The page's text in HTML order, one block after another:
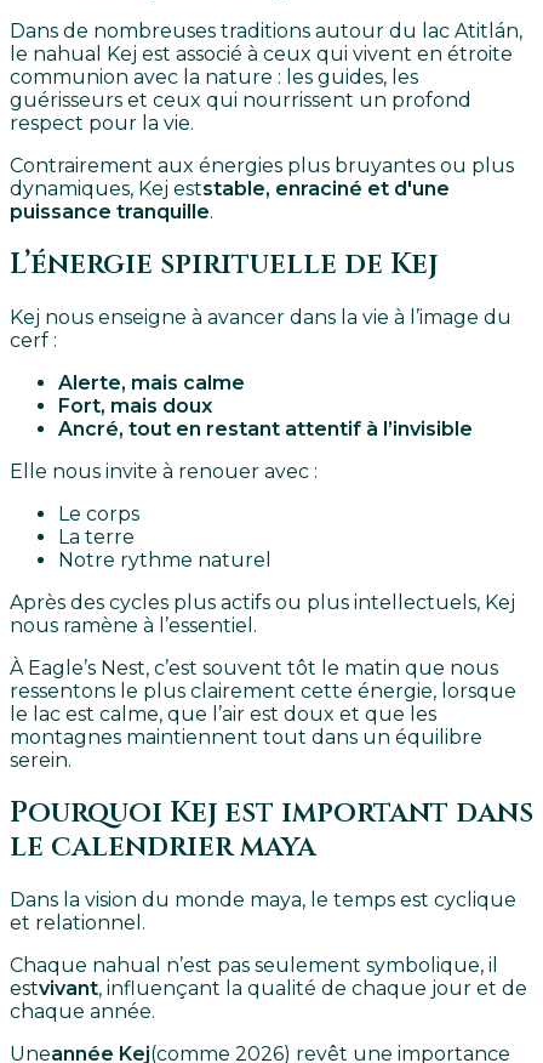
Dans de nombreuses traditions autour du lac Atitlán,
le nahual Kej est associé à ceux qui vivent en étroite
communion avec la nature : les guides, les
guérisseurs et ceux qui nourrissent un profond
respect pour la vie.
Contrairement aux énergies plus bruyantes ou plus
dynamiques, Kej eststable, enraciné et d'une
puissance tranquille.
L’énergie spirituelle de Kej
Kej nous enseigne à avancer dans la vie à l’image du
cerf :
Alerte, mais calme
Fort, mais doux
Ancré, tout en restant attentif à l’invisible
Elle nous invite à renouer avec :
Le corps
La terre
Notre rythme naturel
Après des cycles plus actifs ou plus intellectuels, Kej
nous ramène à l’essentiel.
À Eagle’s Nest, c’est souvent tôt le matin que nous
ressentons le plus clairement cette énergie, lorsque
le lac est calme, que l’air est doux et que les
montagnes maintiennent tout dans un équilibre
serein.
Pourquoi Kej est important dans
le calendrier maya
Dans la vision du monde maya, le temps est cyclique
et relationnel.
Chaque nahual n’est pas seulement symbolique, il
estvivant, influençant la qualité de chaque jour et de
chaque année.
Uneannée Kej(comme 2026) revêt une importance